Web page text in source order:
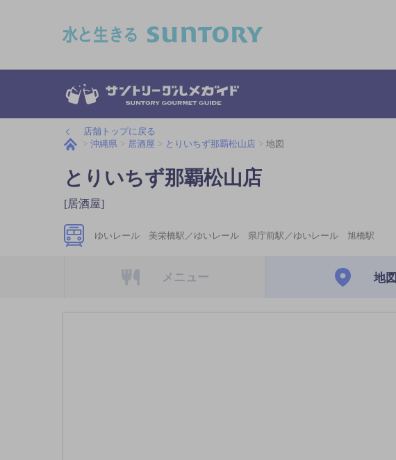
店舗トップに戻る
沖縄県
居酒屋 とりいちず那覇松山店 地図
とりいちず那覇松山店
[居酒屋]
ゆいレール 美栄橋駅／ゆいレール 県庁前駅／ゆいレール 旭橋駅
メニュー 地図